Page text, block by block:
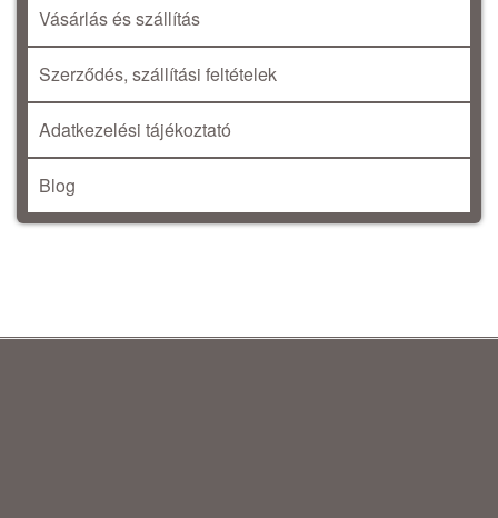
Vásárlás és szállítás
Szerződés, szállítási feltételek
Adatkezelési tájékoztató
Blog